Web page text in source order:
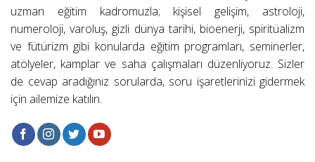
uzman eğitim kadromuzla; kişisel gelişim, astroloji,
numeroloji, varoluş, gizli dünya tarihi, bioenerji, spiritüalizm
ve fütürizm gibi konularda eğitim programları, seminerler,
atölyeler, kamplar ve saha çalışmaları düzenliyoruz. Sizler
de cevap aradığınız sorularda, soru işaretlerinizi gidermek
için ailemize katılın.